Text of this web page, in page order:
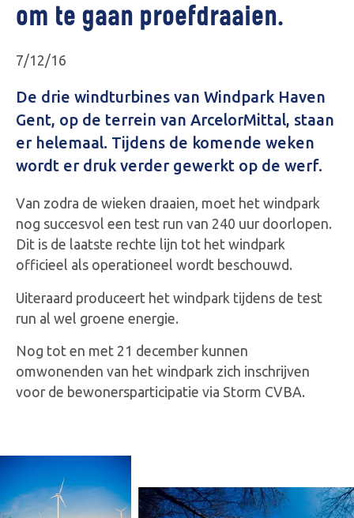
om te gaan proefdraaien.
7/12/16
De drie windturbines van Windpark Haven
Gent, op de terrein van ArcelorMittal, staan
er helemaal. Tijdens de komende weken
wordt er druk verder gewerkt op de werf.
Van zodra de wieken draaien, moet het windpark
nog succesvol een test run van 240 uur doorlopen.
Dit is de laatste rechte lijn tot het windpark
officieel als operationeel wordt beschouwd.
Uiteraard produceert het windpark tijdens de test
run al wel groene energie.
Nog tot en met 21 december kunnen
omwonenden van het windpark zich inschrijven
voor de bewonersparticipatie via Storm CVBA.